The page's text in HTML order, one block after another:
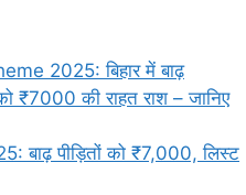
2025: बिहार में बाढ़
₹7000 की राहत राश – जानिए
बाढ़ पीड़ितों को ₹7,000, लिस्ट